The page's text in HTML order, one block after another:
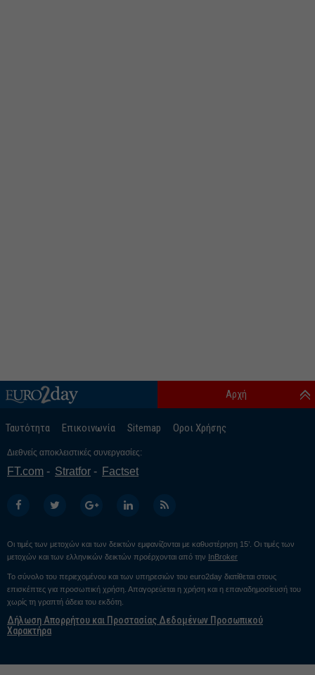
Ταυτότητα Επικοινωνία Sitemap Οροι Χρήσης
Αρχή
Διεθνείς αποκλειστικές συνεργασίες:
FT.com Stratfor Factset
Οι τιμές των μετοχών και των δεικτών εμφανίζονται με καθυστέρηση 15’. Οι τιμές των
μετοχών και των ελληνικών δεικτών προέρχονται από την InBroker
Το σύνολο του περιεχομένου και των υπηρεσιών του euro2day διατίθεται στους
επισκέπτες για προσωπική χρήση. Απαγορεύεται η χρήση και η επαναδημοσίευσή του
χωρίς τη γραπτή άδεια του εκδότη.
Δήλωση Απορρήτου και Προστασίας Δεδομένων Προσωπικού
Χαρακτήρα